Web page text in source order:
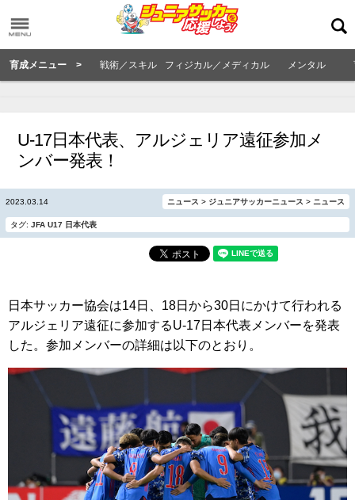
育成メニュー > 戦術／スキル フィジカル／メディカル メンタル
U-17日本代表、アルジェリア遠征参加メ
ンバー発表！
2023.03.14 ニュース > ジュニアサッカーニュース > ニュース
タグ: JFA U17 日本代表
日本サッカー協会は14日、18日から30日にかけて行われる
アルジェリア遠征に参加するU-17日本代表メンバーを発表
した。参加メンバーの詳細は以下のとおり。